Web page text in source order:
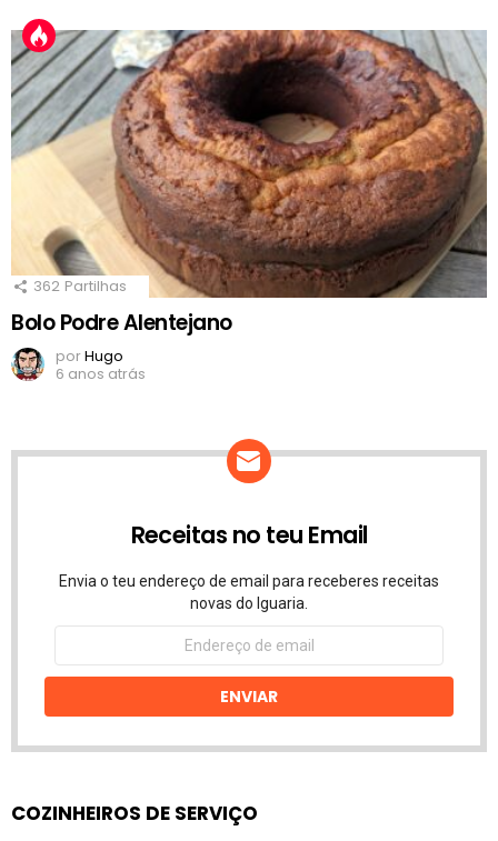
362 Partilhas
Bolo Podre Alentejano
porHugo
6 anos atrás
Receitas no teu Email
Envia o teu endereço de email para receberes receitas
novas do Iguaria.
Endereço
email
ENVIAR
COZINHEIROS DE SERVIÇO